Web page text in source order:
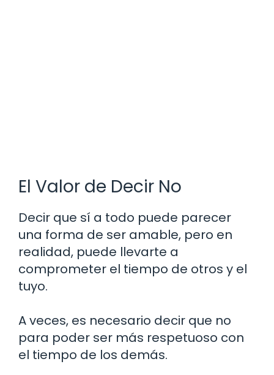
El Valor de Decir No
Decir que sí a todo puede parecer
una forma de ser amable, pero en
realidad, puede llevarte a
comprometer el tiempo de otros y el
tuyo.
A veces, es necesario decir que no
para poder ser más respetuoso con
el tiempo de los demás.